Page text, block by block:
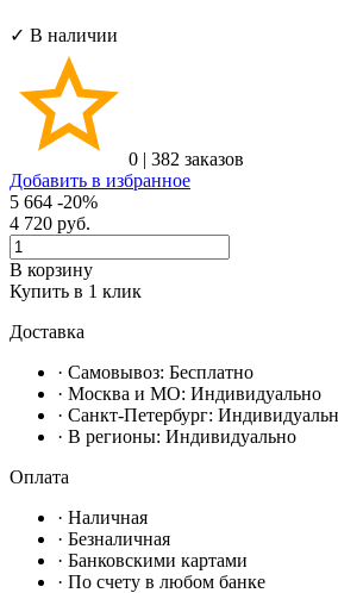
✓ В наличии
0 | 382 заказов
Добавить в избранное
5 664 -20%
4 720 руб.
В корзину
Купить в 1 клик
Доставка
· Самовывоз: Бесплатно
· Москвa и МО: Индивидуально
· Санкт-Петербург:
· В регионы: Индивидуально
Оплата
· Наличная
· Безналичная
· Банковскими картами
· По счету в любом банке